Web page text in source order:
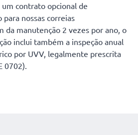
contrato opcional de
nossas correias
da manutenção 2 vezes por ano, o
inclui também a inspeção anual
por UVV, legalmente prescrita
0702).